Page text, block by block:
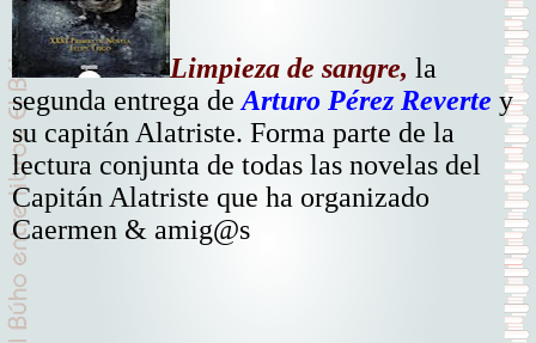
Limpieza de sangre, la
segunda entrega de Arturo Pérez Reverte y
su capitán Alatriste. Forma parte de la
lectura conjunta de todas las novelas del
Capitán Alatriste que ha organizado
Caermen & amig@s